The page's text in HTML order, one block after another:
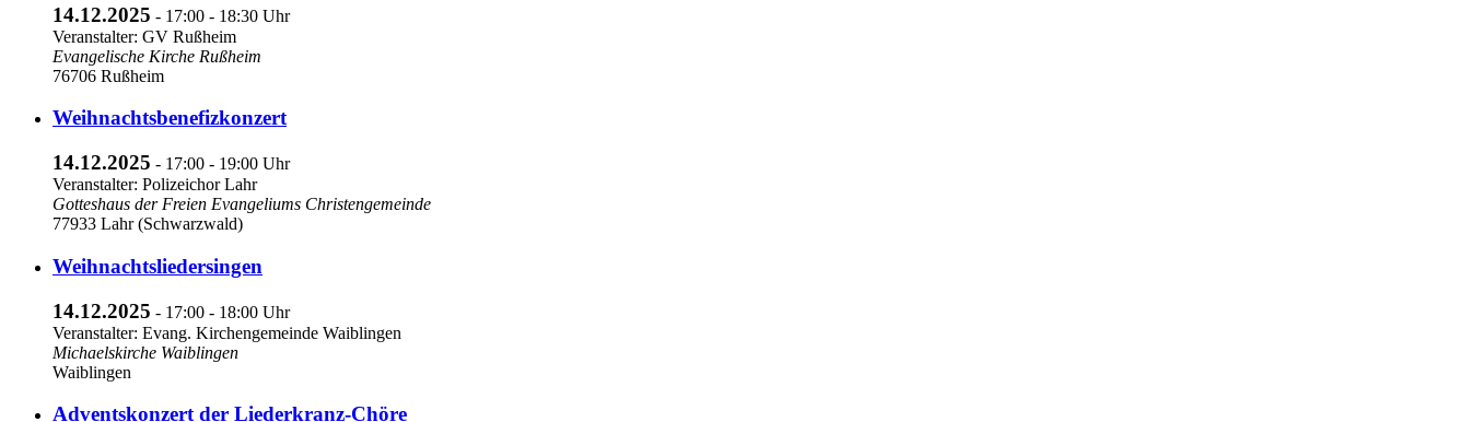
14.12.2025 - 17:00 - 18:30 Uhr
Veranstalter: GV Rußheim
Evangelische Kirche Rußheim
76706 Rußheim
Weihnachtsbenefizkonzert
14.12.2025 - 17:00 - 19:00 Uhr
Veranstalter: Polizeichor Lahr
Gotteshaus der Freien Evangeliums Christengemeinde
77933 Lahr (Schwarzwald)
Weihnachtsliedersingen
14.12.2025 - 17:00 - 18:00 Uhr
Veranstalter: Evang. Kirchengemeinde Waiblingen
Michaelskirche Waiblingen
Waiblingen
Adventskonzert der Liederkranz-Chöre